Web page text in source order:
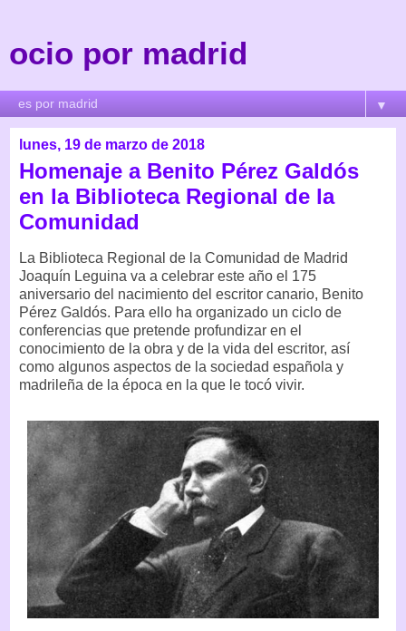
ocio por madrid
▼
lunes, 19 de marzo de 2018
Homenaje a Benito Pérez Galdós
en la Biblioteca Regional de la
Comunidad
La Biblioteca Regional de la Comunidad de Madrid
Joaquín Leguina va a celebrar este año el 175
aniversario del nacimiento del escritor canario, Benito
Pérez Galdós. Para ello ha organizado un ciclo de
conferencias que pretende profundizar en el
conocimiento de la obra y de la vida del escritor, así
como algunos aspectos de la sociedad española y
madrileña de la época en la que le tocó vivir.